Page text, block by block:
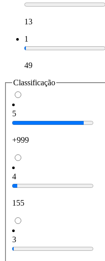
13
1
49
Classificação
5
+999
4
155
3